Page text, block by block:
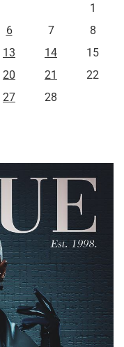
1
6 7
8
13 14
15
20 21
22
27 28